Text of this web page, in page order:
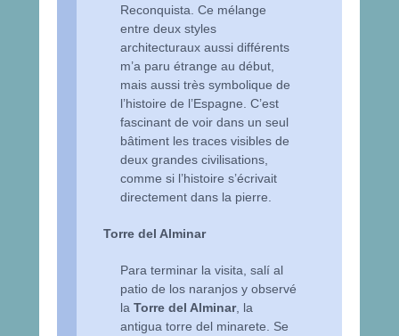
Reconquista. Ce mélange
entre deux styles
architecturaux aussi différents
m’a paru étrange au début,
mais aussi très symbolique de
l’histoire de l’Espagne. C’est
fascinant de voir dans un seul
bâtiment les traces visibles de
deux grandes civilisations,
comme si l’histoire s’écrivait
directement dans la pierre.
Torre del Alminar
Para terminar la visita, salí al
patio de los naranjos y observé
laTorre del Alminar, la
antigua torre del minarete. Se